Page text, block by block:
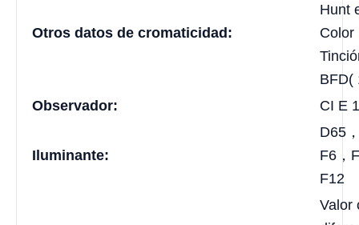
Otros datos de cromaticidad:
Hunt
Color
BFD(
Observador:
CI E
Iluminante:
D65
F6，
F12
Valor